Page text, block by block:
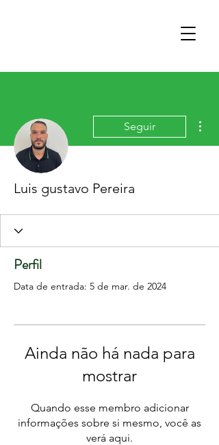
Seguir
Luis gustavo Pereira
Perfil
Data de entrada: 5 de mar. de 2024
Ainda não há nada para
mostrar
Quando esse membro adicionar
informações sobre si mesmo, você as
verá aqui.